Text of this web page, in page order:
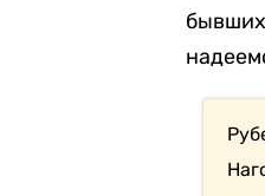
бывших